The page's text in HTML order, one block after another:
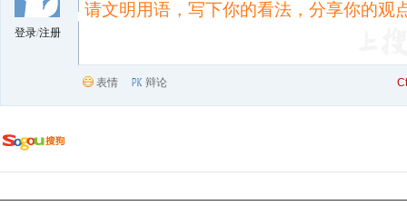
登录/注册
表情 辩论